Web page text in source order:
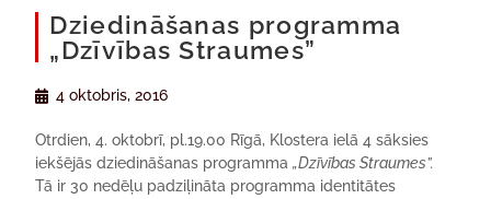
Dziedināšanas programma
„Dzīvības Straumes”
4 oktobris, 2016
Otrdien, 4. oktobrī, pl.19.00 Rīgā, Klostera ielā 4 sāksies
iekšējās dziedināšanas programma„Dzīvības Straumes”.
Tā ir 30 nedēļu padziļināta programma identitātes